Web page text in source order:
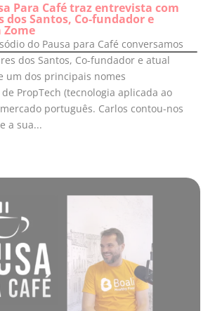
Para Café traz entrevista com
dos Santos, Co-fundador e
Zome
do Pausa para Café conversamos
dos Santos, Co-fundador e atual
um dos principais nomes
PropTech (tecnologia aplicada ao
português. Carlos contou-nos
a sua...